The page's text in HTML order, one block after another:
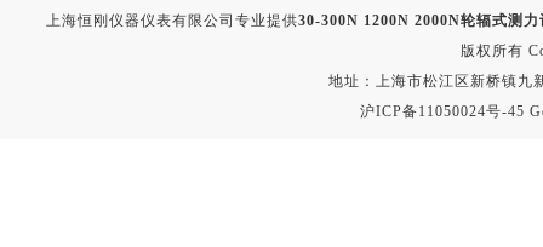
上海恒刚仪器仪表有限公司专业提供30-300N 1200N 2000N轮辐式测力
版权所有
地址：上海市松江区新桥镇九
沪ICP备11050024号-45